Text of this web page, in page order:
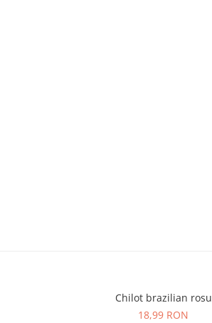
Chilot brazilian rosu
18,99 RON